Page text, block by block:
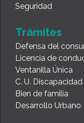
Seguridad
Trámites
Defensa del
Licencia de
Ventanilla Única
C. U. Discapacidad
Bien de familia
Desarrollo Urbano